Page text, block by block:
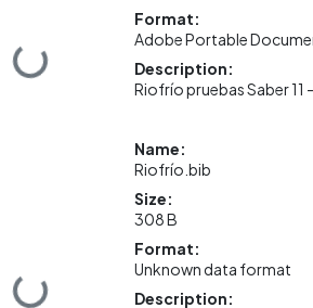
Format:
Adobe Portable
Description:
Riofrío pruebas Saber 11
Name:
Riofrío.bib
Size:
308 B
Format:
Unknown data format
Description: